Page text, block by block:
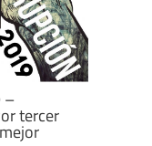
–
tercer